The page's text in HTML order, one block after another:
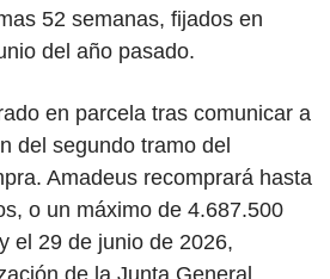
52 semanas, fijados en
del año pasado.
en parcela tras comunicar a
del segundo tramo del
Amadeus recomprará hasta
o un máximo de 4.687.500
el 29 de junio de 2026,
de la Junta General